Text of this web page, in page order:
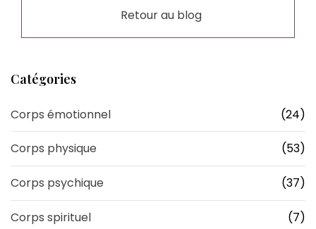
Retour au blog
Catégories
Corps émotionnel (24)
Corps physique (53)
Corps psychique (37)
Corps spirituel (7)